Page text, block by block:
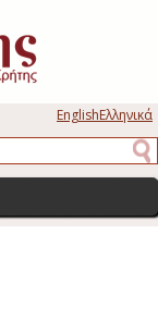
EnglishΕλληνικά